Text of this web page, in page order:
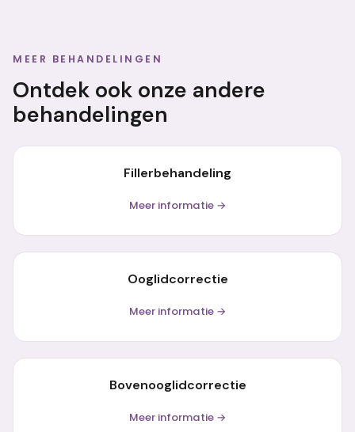
MEER BEHANDELINGEN
Ontdek ook onze andere
behandelingen
Fillerbehandeling
Meer informatie →
Ooglidcorrectie
Meer informatie →
Bovenooglidcorrectie
Meer informatie →